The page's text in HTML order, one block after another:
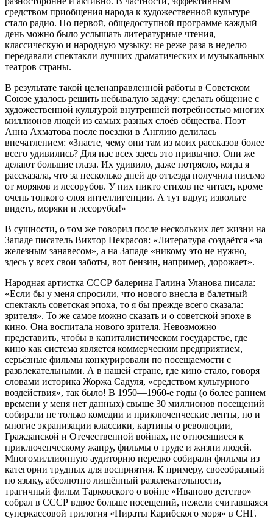
средством приобщения народа к художественной культуре
стало радио. По первой, общедоступной программе каждый
день можно было услышать литературные чтения,
классическую и народную музыку; не реже раза в неделю
передавали спектакли лучших драматических и музыкальных
театров страны.
В результате такой целенаправленной работы в Советском
Союзе удалось решить небывалую задачу: сделать общение с
художественной культурой внутренней потребностью многих
миллионов людей из самых разных слоёв общества. Поэт
Анна Ахматова после поездки в Англию делилась
впечатлением: «Знаете, чему они там из моих рассказов более
всего удивились? Для нас всех здесь это привычно. Они же
делают большие глаза. Их удивило, даже потрясло, когда я
рассказала, что за несколько дней до отъезда получила письмо
от моряков и лесорубов. У них никто стихов не читает, кроме
очень тонкого слоя интеллигенции. А тут вдруг, извольте
видеть, моряки и лесорубы!»
В сущности, о том же говорил после нескольких лет жизни на
Западе писатель Виктор Некрасов: «Литература создаётся «за
железным занавесом», а на Западе «никому это не нужно,
здесь у всех свои заботы, вот бензин, например, дорожает».
Народная артистка СССР балерина Галина Уланова писала:
«Если бы у меня спросили, что нового внесла в балетный
спектакль советская эпоха, то я бы прежде всего сказала:
зрителя». То же самое можно сказать и о советской эпохе в
кино. Она воспитала нового зрителя. Невозможно
представить, чтобы в капиталистическом государстве, где
кино как система является коммерческим предприятием,
серьёзные фильмы конкурировали по посещаемости с
развлекательными. А в нашей стране, где кино стало, говоря
словами историка Жоржа Садуля, «средством культурного
воздействия», так было! В 1950—1960-е годы (о более раннем
времени у меня нет данных) свыше 30 миллионов посещений
собирали не только комедии и приключенческие ленты, но и
многие экранизации классики, картины о революции,
Гражданской и Отечественной войнах, не относящиеся к
приключенческому жанру, фильмы о труде и жизни людей.
Многомиллионную аудиторию нередко собирали фильмы из
категории трудных для восприятия. К примеру, своеобразный
по языку, абсолютно лишённый развлекательности,
трагичный фильм Тарковского о войне «Иваново детство»
собрал в СССР вдвое больше посещений, нежели считавшаяся
суперкассовой трилогия «Пираты Карибского моря» в СНГ.